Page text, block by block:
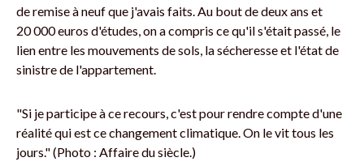
de remise à neuf que j'avais faits. Au bout de deux ans et
20 000 euros d'études, on a compris ce qu'il s'était passé, le
lien entre les mouvements de sols, la sécheresse et l'état de
sinistre de l'appartement.
"Si je participe à ce recours, c'est pour rendre compte d'une
réalité qui est ce changement climatique. On le vit tous les
jours." (Photo : Affaire du siècle.)